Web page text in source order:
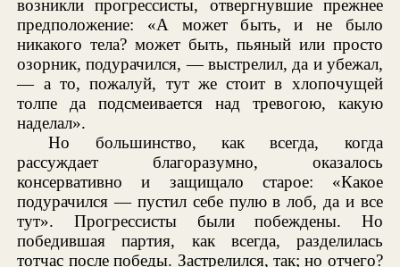
возникли прогрессисты, отвергнувшие прежнее
предположение: «А может быть, и не было
никакого тела? может быть, пьяный или просто
озорник, подурачился, — выстрелил, да и убежал,
— а то, пожалуй, тут же стоит в хлопочущей
толпе да подсмеивается над тревогою, какую
наделал».
Но большинство, как всегда, когда
рассуждает благоразумно, оказалось
консервативно и защищало старое: «Какое
подурачился — пустил себе пулю в лоб, да и все
тут». Прогрессисты были побеждены. Но
победившая партия, как всегда, разделилась
тотчас после победы. Застрелился, так; но отчего?